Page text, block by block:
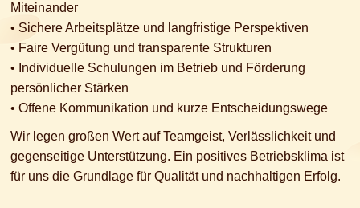
Miteinander
• Sichere Arbeitsplätze und langfristige Perspektiven
• Faire Vergütung und transparente Strukturen
• Individuelle Schulungen im Betrieb und Förderung
persönlicher Stärken
• Offene Kommunikation und kurze Entscheidungswege
Wir legen großen Wert auf Teamgeist, Verlässlichkeit und
gegenseitige Unterstützung. Ein positives Betriebsklima ist
für uns die Grundlage für Qualität und nachhaltigen Erfolg.